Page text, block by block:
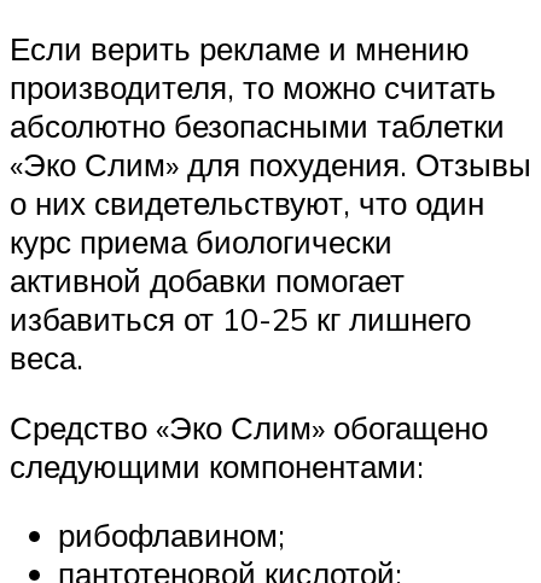
Если верить рекламе и мнению
производителя, то можно считать
абсолютно безопасными таблетки
«Эко Слим» для похудения. Отзывы
о них свидетельствуют, что один
курс приема биологически
активной добавки помогает
избавиться от 10-25 кг лишнего
веса.
Средство «Эко Слим» обогащено
следующими компонентами:
рибофлавином;
пантотеновой кислотой;